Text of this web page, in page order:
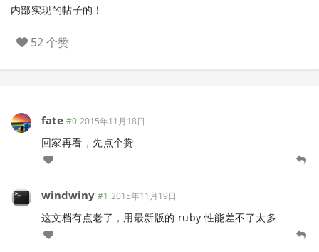
内部实现的帖子的！
52 个赞
fate #0 2015年11月18日
回家再看，先点个赞
windwiny #1 2015年11月19日
这文档有点老了，用最新版的 ruby 性能差不了太多